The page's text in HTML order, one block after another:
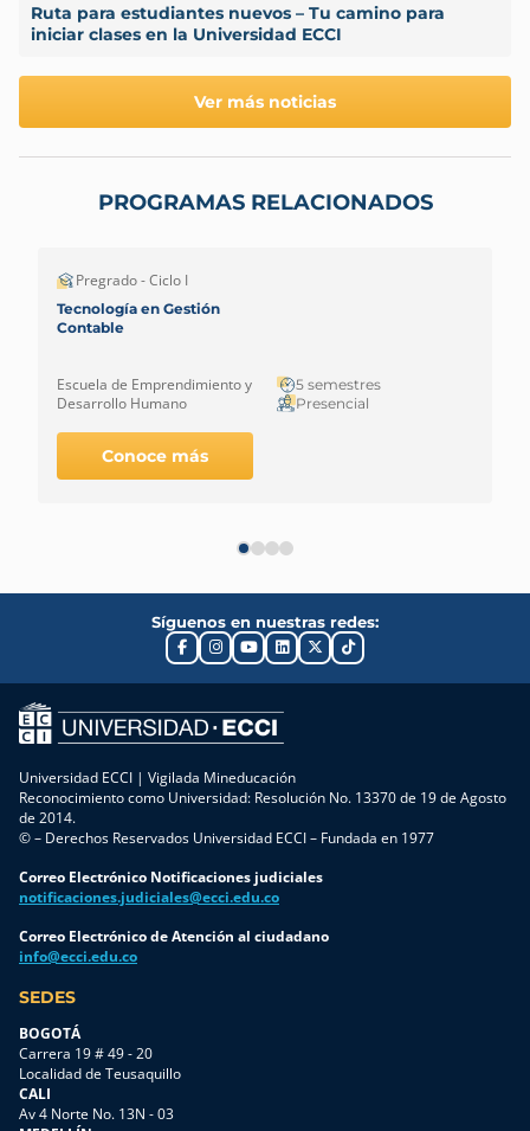
Ruta para estudiantes nuevos – Tu camino para
iniciar clases en la Universidad ECCI
Ver más noticias
PROGRAMAS RELACIONADOS
Pregrado - Ciclo I
Tecnología en Gestión
Contable
Escuela de Emprendimiento y
Desarrollo Humano
5 semestres
Presencial
Conoce más
Síguenos en nuestras redes:
Universidad ECCI | Vigilada Mineducación
Reconocimiento como Universidad: Resolución No. 13370 de 19 de Agosto
de 2014.
© – Derechos Reservados Universidad ECCI – Fundada en 1977
Correo Electrónico Notificaciones judiciales
notificaciones.judiciales@ecci.edu.co
Correo Electrónico de Atención al ciudadano
info@ecci.edu.co
SEDES
BOGOTÁ
Carrera 19 # 49 - 20
Localidad de Teusaquillo
CALI
Av 4 Norte No. 13N - 03